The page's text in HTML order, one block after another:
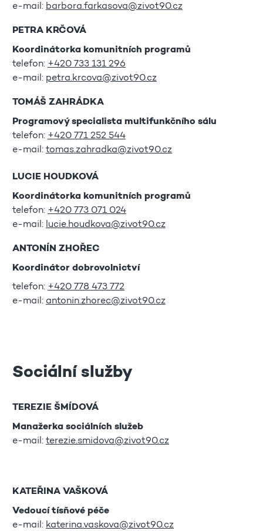
e-mail: barbora.farkasova@zivot90.cz
PETRA KRČOVÁ
Koordinátorka komunitních programů
telefon: +420 733 131 296
e-mail: petra.krcova@zivot90.cz
TOMÁŠ ZAHRÁDKA
Programový specialista multifunkčního sálu
telefon: +420 771 252 544
e-mail: tomas.zahradka@zivot90.cz
LUCIE HOUDKOVÁ
Koordinátorka komunitních programů
telefon: +420 773 071 024
e-mail: lucie.houdkova@zivot90.cz
ANTONÍN ZHOŘEC
Koordinátor dobrovolnictví
telefon: +420 778 473 772
e-mail: antonin.zhorec@zivot90.cz
Sociální služby
TEREZIE ŠMÍDOVÁ
Manažerka sociálních služeb
e-mail: terezie.smidova@zivot90.cz
KATEŘINA VAŠKOVÁ
Vedoucí tísňové péče
e-mail: katerina.vaskova@zivot90.cz